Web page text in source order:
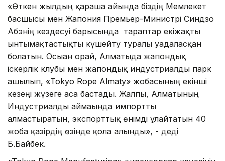
«Өткен жылдың қараша айында біздің Мемлекет
басшысы мен Жапония Премьер-Министрі Синдзо
Абэнің кездесуі барысында тараптар екіжақты
ынтымақтастықты күшейту туралы уағдаласқан
болатын. Осыған орай, Алматыда жапондық
іскерлік клубы мен жапондық индустриалды парк
ашылып, «Tokyo Rope Almaty» жобасының екінші
кезеңі жүзеге аса бастады. Жалпы, Алматының
Индустриалды аймағында импортты
алмастыратын, экспорттық өнімді ұлғайтатын 40
жоба қазірдің өзінде қолға алынды», - деді
Б.Байбек.